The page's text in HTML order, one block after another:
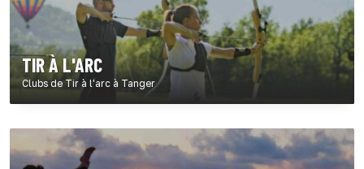
TIR À L'ARC
Clubs de Tir à l'arc à Tanger